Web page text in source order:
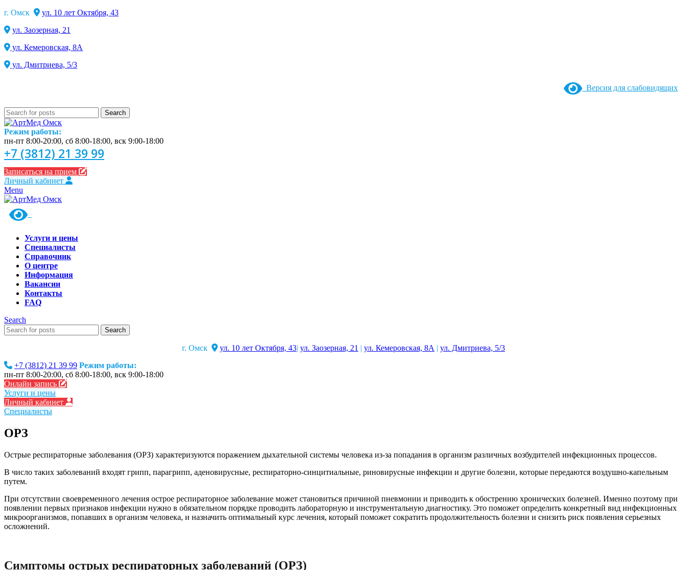
г. Омск
ул. 10 лет Октября, 43
ул. Заозерная, 21
ул. Кемеровская, 8А
ул. Дмитриева, 5/3
Версия для слабовидящих
Search
Режим работы:
пн-пт 8:00-20:00, сб 8:00-18:00, вск 9:00-18:00
+7 (3812) 21 39 99
Записаться на прием
Личный кабинет
Menu
Услуги и цены
Специалисты
Справочник
О центре
Информация
Вакансии
Контакты
FAQ
Search
Search
г. Омск ул. 10 лет Октября, 43| ул. Заозерная, 21 | ул. Кемеровская, 8А | ул. Дмитриева, 5/3
+7 (3812) 21 39 99 Режим работы:
пн-пт 8:00-20:00, сб 8:00-18:00, вск 9:00-18:00
Онлайн запись
Услуги и цены
Личный кабинет
Специалисты
ОРЗ
Острые респираторные заболевания (ОРЗ) характеризуются поражением дыхательной системы человека из-за попадания в организм различных возбудителей инфекционных процессов.
В число таких заболеваний входят грипп, парагрипп, аденовирусные, респираторно-синцитиальные, риновирусные инфекции и другие болезни, которые передаются воздушно-капельным
путем.
При отсутствии своевременного лечения острое респираторное заболевание может становиться причиной пневмонии и приводить к обострению хронических болезней. Именно поэтому при
появлении первых признаков инфекции нужно в обязательном порядке проводить лабораторную и инструментальную диагностику. Это поможет определить конкретный вид инфекционных
микроорганизмов, попавших в организм человека, и назначить оптимальный курс лечения, который поможет сократить продолжительность болезни и снизить риск появления серьезных
осложнений.
Симптомы острых респираторных заболеваний (ОРЗ)